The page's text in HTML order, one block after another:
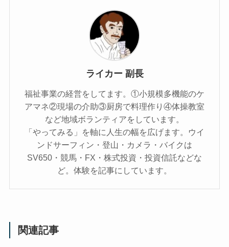
ライカー 副長
福祉事業の経営をしてます。①小規模多機能のケ
アマネ②現場の介助③厨房で料理作り④体操教室
など地域ボランティアをしています。
「やってみる」を軸に人生の幅を広げます。ウイ
ンドサーフィン・登山・カメラ・バイクは
SV650・競馬・FX・株式投資・投資信託などな
ど。体験を記事にしています。
関連記事